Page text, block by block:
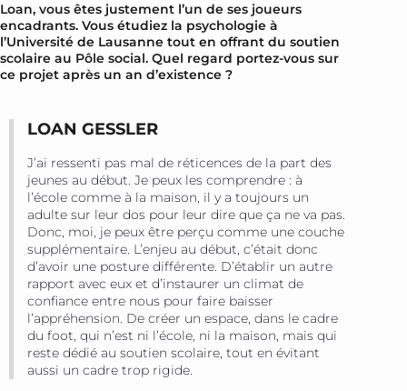
Loan, vous êtes justement l’un de ses joueurs
encadrants. Vous étudiez la psychologie à
l’Université de Lausanne tout en offrant du soutien
scolaire au Pôle social. Quel regard portez-vous sur
ce projet après un an d’existence ?
LOAN GESSLER
J’ai ressenti pas mal de réticences de la part des
jeunes au début. Je peux les comprendre : à
l’école comme à la maison, il y a toujours un
adulte sur leur dos pour leur dire que ça ne va pas.
Donc, moi, je peux être perçu comme une couche
supplémentaire. L’enjeu au début, c’était donc
d’avoir une posture différente. D’établir un autre
rapport avec eux et d’instaurer un climat de
confiance entre nous pour faire baisser
l’appréhension. De créer un espace, dans le cadre
du foot, qui n’est ni l’école, ni la maison, mais qui
reste dédié au soutien scolaire, tout en évitant
aussi un cadre trop rigide.